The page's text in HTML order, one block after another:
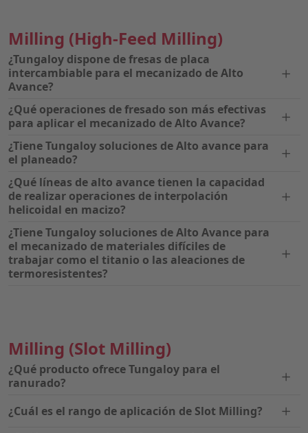
Milling (High-Feed Milling)
¿Tungaloy dispone de fresas de placa
intercambiable para el mecanizado de Alto
Avance?
¿Qué operaciones de fresado son más efectivas
para aplicar el mecanizado de Alto Avance?
¿Tiene Tungaloy soluciones de Alto avance para
el planeado?
¿Qué líneas de alto avance tienen la capacidad
de realizar operaciones de interpolación
helicoidal en macizo?
¿Tiene Tungaloy soluciones de Alto Avance para
el mecanizado de materiales difíciles de
trabajar como el titanio o las aleaciones de
termoresistentes?
Milling (Slot Milling)
¿Qué producto ofrece Tungaloy para el
ranurado?
¿Cuál es el rango de aplicación de Slot Milling?